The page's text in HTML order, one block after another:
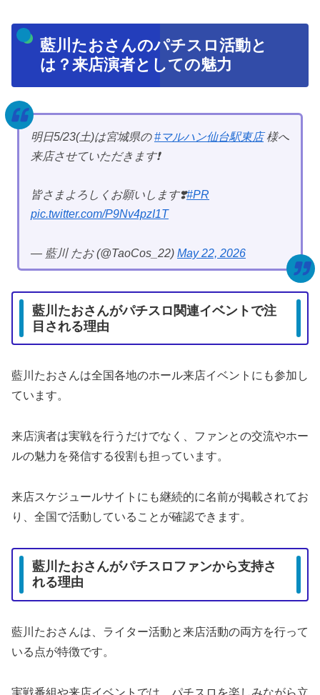
藍川たおさんのパチスロ活動と
は？来店演者としての魅力
明日5/23(土)は宮城県の#マルハン仙台駅東店様へ
来店させていただきます❗️
皆さまよろしくお願いします❣️#PR
pic.twitter.com/P9Nv4pzI1T
— 藍川 たお (@TaoCos_22) May 22, 2026
藍川たおさんがパチスロ関連イベントで注
目される理由
藍川たおさんは全国各地のホール来店イベントにも参加し
ています。
来店演者は実戦を行うだけでなく、ファンとの交流やホー
ルの魅力を発信する役割も担っています。
来店スケジュールサイトにも継続的に名前が掲載されてお
り、全国で活動していることが確認できます。
藍川たおさんがパチスロファンから支持さ
れる理由
藍川たおさんは、ライター活動と来店活動の両方を行って
いる点が特徴です。
実戦番組や来店イベントでは、パチスロを楽しみながら立